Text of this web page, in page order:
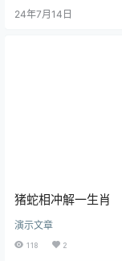
24年7月14日
猪蛇相冲解一生肖
演示文章
118 2